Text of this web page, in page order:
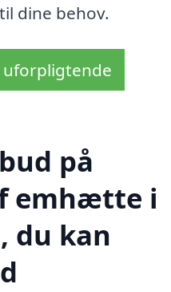
dine behov.
uforpligtende
på
emhætte i
du kan